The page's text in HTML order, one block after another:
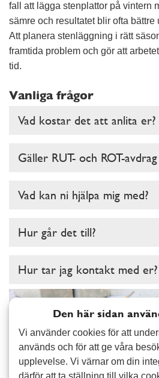
fall att lägga stenplattor på vintern
sämre och resultatet blir ofta bättre
Att planera stenläggning i rätt
framtida problem och gör att
tid.
Vanliga frågor
Vad kostar det att anlita er?
Gäller RUT- och ROT-
Vad kan ni hjälpa mig med?
Hur går det till?
Hur tar jag kontakt med er?
Den här sidan
Vi använder cookies för att
används och för att ge våra
upplevelse. Vi värnar om din
därför att ta ställning till vilka